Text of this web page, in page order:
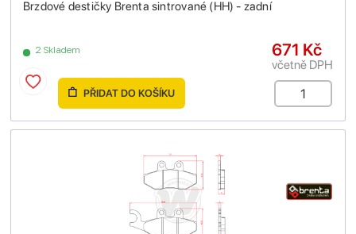
Brzdové destičky Brenta sintrované (HH) - zadní
2 Skladem 671 Kč
včetně DPH
PŘIDAT DO KOŠÍKU